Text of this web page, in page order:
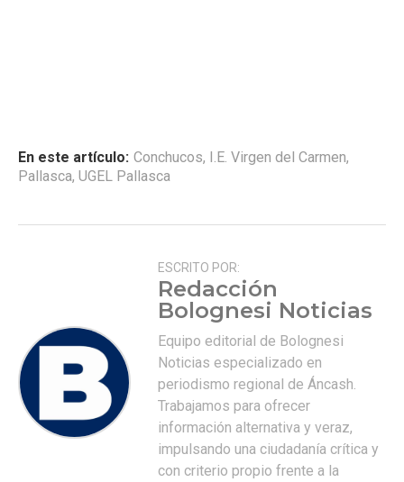
En este artículo: Conchucos, I.E. Virgen del Carmen,
Pallasca, UGEL Pallasca
ESCRITO POR:
Redacción
Bolognesi Noticias
Equipo editorial de Bolognesi
Noticias especializado en
periodismo regional de Áncash.
Trabajamos para ofrecer
información alternativa y veraz,
impulsando una ciudadanía crítica y
con criterio propio frente a la